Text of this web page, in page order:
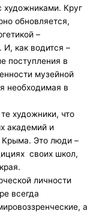
художниками. Круг
обновляется,
–
И, как водится –
поступления в
музейной
необходимая в
художники, что
академий и
Крыма. Это люди –
своих школ,
личности
всегда
а